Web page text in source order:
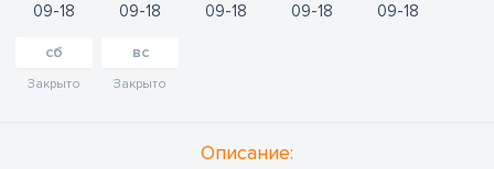
09 18 09 18 09 18 09 18 09 18
сб
Закрыто
вс
Закрыто
Oписание: